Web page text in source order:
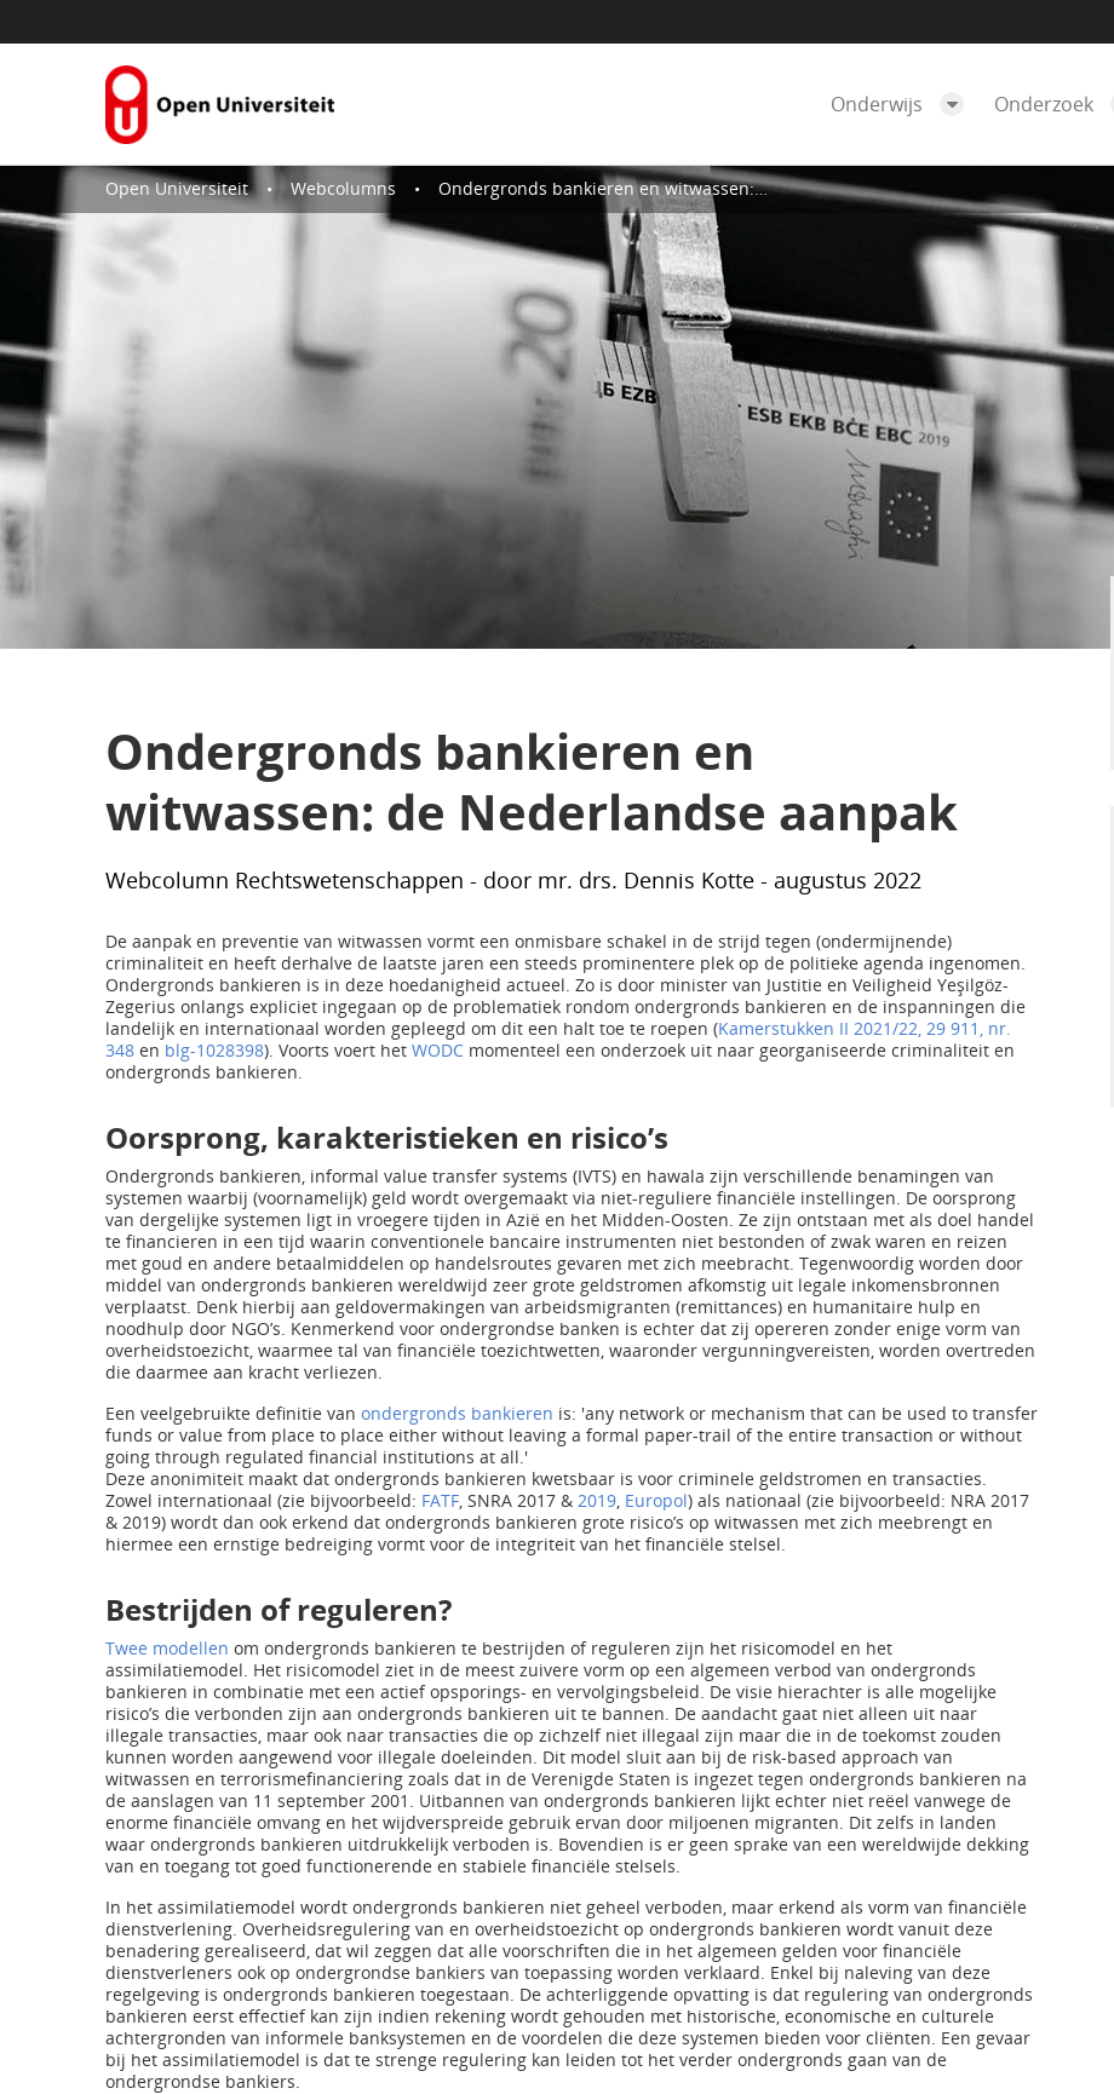
Onderwijs Onderzoek
Open Universiteit Webcolumns Ondergronds bankieren en witwassen: de Nederlandse aanpak
Ondergronds bankieren en
witwassen: de Nederlandse aanpak
Webcolumn Rechtswetenschappen - door mr. drs. Dennis Kotte - augustus 2022
De aanpak en preventie van witwassen vormt een onmisbare schakel in de strijd tegen (ondermijnende)
criminaliteit en heeft derhalve de laatste jaren een steeds prominentere plek op de politieke agenda ingenomen.
Ondergronds bankieren is in deze hoedanigheid actueel. Zo is door minister van Justitie en Veiligheid Yeşilgöz-
Zegerius onlangs expliciet ingegaan op de problematiek rondom ondergronds bankieren en de inspanningen die
landelijk en internationaal worden gepleegd om dit een halt toe te roepen (Kamerstukken II 2021/22, 29 911, nr.
348 en blg-1028398). Voorts voert het WODC momenteel een onderzoek uit naar georganiseerde criminaliteit en
ondergronds bankieren.
Oorsprong, karakteristieken en risico’s
Ondergronds bankieren, informal value transfer systems (IVTS) en hawala zijn verschillende benamingen van
systemen waarbij (voornamelijk) geld wordt overgemaakt via niet-reguliere financiële instellingen. De oorsprong
van dergelijke systemen ligt in vroegere tijden in Azië en het Midden-Oosten. Ze zijn ontstaan met als doel handel
te financieren in een tijd waarin conventionele bancaire instrumenten niet bestonden of zwak waren en reizen
met goud en andere betaalmiddelen op handelsroutes gevaren met zich meebracht. Tegenwoordig worden door
middel van ondergronds bankieren wereldwijd zeer grote geldstromen afkomstig uit legale inkomensbronnen
verplaatst. Denk hierbij aan geldovermakingen van arbeidsmigranten (remittances) en humanitaire hulp en
noodhulp door NGO’s. Kenmerkend voor ondergrondse banken is echter dat zij opereren zonder enige vorm van
overheidstoezicht, waarmee tal van financiële toezichtwetten, waaronder vergunningvereisten, worden overtreden
die daarmee aan kracht verliezen.
Een veelgebruikte definitie van ondergronds bankieren is: 'any network or mechanism that can be used to transfer
funds or value from place to place either without leaving a formal paper-trail of the entire transaction or without
going through regulated financial institutions at all.'
Deze anonimiteit maakt dat ondergronds bankieren kwetsbaar is voor criminele geldstromen en transacties.
Zowel internationaal (zie bijvoorbeeld: FATF, SNRA 2017 & 2019, Europol) als nationaal (zie bijvoorbeeld: NRA 2017
& 2019) wordt dan ook erkend dat ondergronds bankieren grote risico’s op witwassen met zich meebrengt en
hiermee een ernstige bedreiging vormt voor de integriteit van het financiële stelsel.
Bestrijden of reguleren?
Twee modellen om ondergronds bankieren te bestrijden of reguleren zijn het risicomodel en het
assimilatiemodel. Het risicomodel ziet in de meest zuivere vorm op een algemeen verbod van ondergronds
bankieren in combinatie met een actief opsporings- en vervolgingsbeleid. De visie hierachter is alle mogelijke
risico’s die verbonden zijn aan ondergronds bankieren uit te bannen. De aandacht gaat niet alleen uit naar
illegale transacties, maar ook naar transacties die op zichzelf niet illegaal zijn maar die in de toekomst zouden
kunnen worden aangewend voor illegale doeleinden. Dit model sluit aan bij de risk-based approach van
witwassen en terrorismefinanciering zoals dat in de Verenigde Staten is ingezet tegen ondergronds bankieren na
de aanslagen van 11 september 2001. Uitbannen van ondergronds bankieren lijkt echter niet reëel vanwege de
enorme financiële omvang en het wijdverspreide gebruik ervan door miljoenen migranten. Dit zelfs in landen
waar ondergronds bankieren uitdrukkelijk verboden is. Bovendien is er geen sprake van een wereldwijde dekking
van en toegang tot goed functionerende en stabiele financiële stelsels.
In het assimilatiemodel wordt ondergronds bankieren niet geheel verboden, maar erkend als vorm van financiële
dienstverlening. Overheidsregulering van en overheidstoezicht op ondergronds bankieren wordt vanuit deze
benadering gerealiseerd, dat wil zeggen dat alle voorschriften die in het algemeen gelden voor financiële
dienstverleners ook op ondergrondse bankiers van toepassing worden verklaard. Enkel bij naleving van deze
regelgeving is ondergronds bankieren toegestaan. De achterliggende opvatting is dat regulering van ondergronds
bankieren eerst effectief kan zijn indien rekening wordt gehouden met historische, economische en culturele
achtergronden van informele banksystemen en de voordelen die deze systemen bieden voor cliënten. Een gevaar
bij het assimilatiemodel is dat te strenge regulering kan leiden tot het verder ondergronds gaan van de
ondergrondse bankiers.